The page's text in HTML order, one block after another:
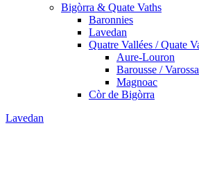
Bigòrra & Quate Vaths
Baronnies
Lavedan
Quatre Vallées / Quate
Aure-Louron
Barousse / Varossa
Magnoac
Còr de Bigòrra
Lavedan